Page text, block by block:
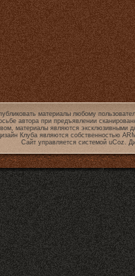
материалы любому
автора при предъявлении
материалы являются эксклюзивными
Клуба являются собственностью
Сайт управляется системой uCoz.